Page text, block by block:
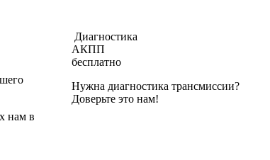
нам в
Диагностика
АКПП
бесплатно
Нужна диагностика трансмиссии?
Доверьте это нам!